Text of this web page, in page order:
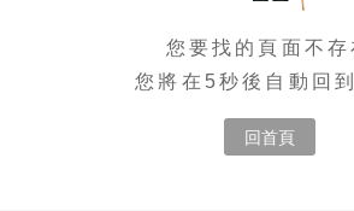
您要找的頁面不存
您將在5秒後自動回
回首頁